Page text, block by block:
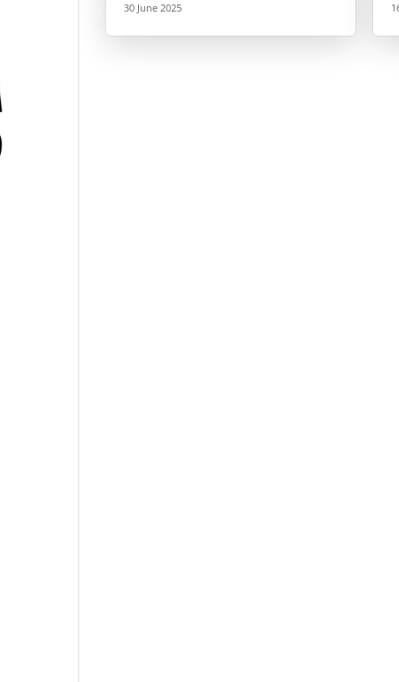
30 June 2025